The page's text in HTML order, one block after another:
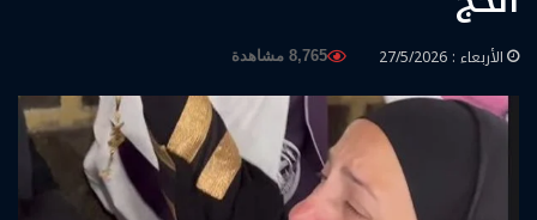
الأربعاء : 27/5/2026 8,765 مشاهدة